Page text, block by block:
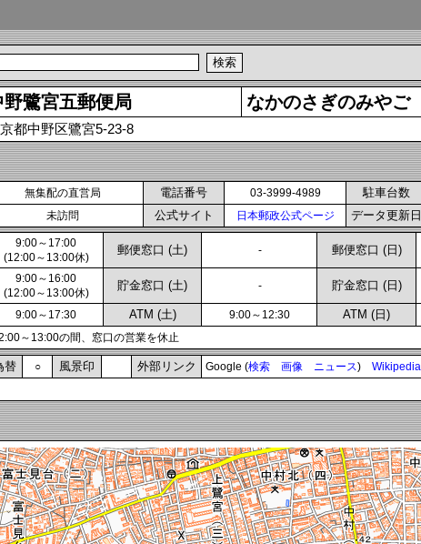
野鷺宮五郵便局 なかのさぎのみやご
都中野区鷺宮5-23-8
無集配の直営局 電話番号 03-3999-4989 駐車台数
未訪問 公式サイト 日本郵政公式ページ データ更新日
9:00～17:00
(12:00～13:00休)
郵便窓口 (土) - 郵便窓口 (日)
9:00～16:00
(12:00～13:00休)
貯金窓口 (土) - 貯金窓口 (日)
9:00～17:30 ATM (土) 9:00～12:30 ATM (日)
～13:00の間、窓口の営業を休止
替 ○ 風景印 外部リンク Google (検索 画像 ニュース) Wikipedia